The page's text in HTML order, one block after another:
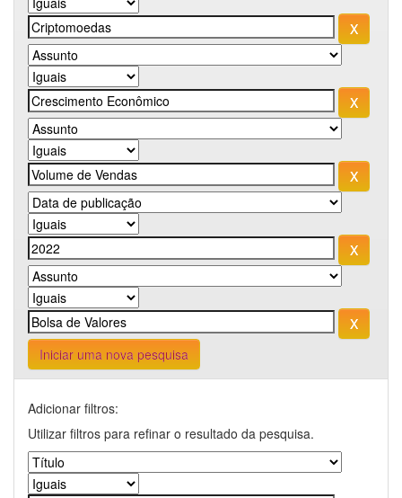
Iniciar uma nova pesquisa
Adicionar filtros:
Utilizar filtros para refinar o resultado da pesquisa.